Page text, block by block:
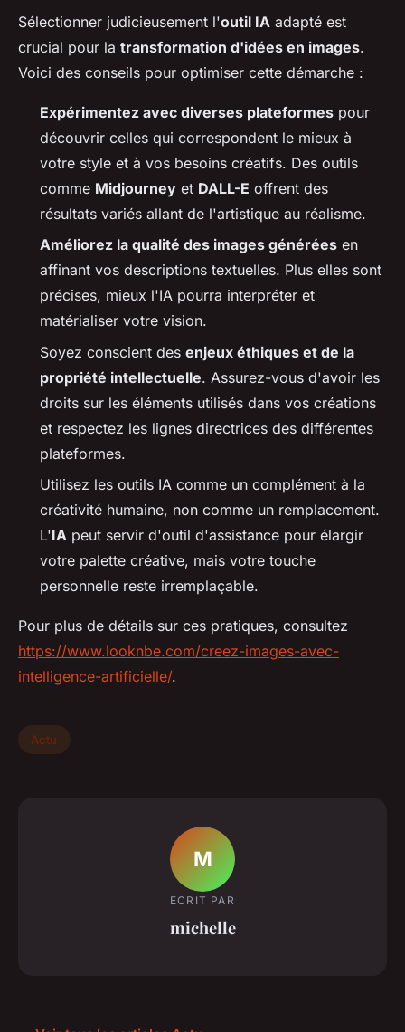
Sélectionner judicieusement l'outil IA adapté est
crucial pour la transformation d'idées en images.
Voici des conseils pour optimiser cette démarche :
Expérimentez avec diverses plateformes pour
découvrir celles qui correspondent le mieux à
votre style et à vos besoins créatifs. Des outils
comme Midjourney et DALL-E offrent des
résultats variés allant de l'artistique au réalisme.
Améliorez la qualité des images générées en
affinant vos descriptions textuelles. Plus elles sont
précises, mieux l'IA pourra interpréter et
matérialiser votre vision.
Soyez conscient des enjeux éthiques et de la
propriété intellectuelle. Assurez-vous d'avoir les
droits sur les éléments utilisés dans vos créations
et respectez les lignes directrices des différentes
plateformes.
Utilisez les outils IA comme un complément à la
créativité humaine, non comme un remplacement.
L'IA peut servir d'outil d'assistance pour élargir
votre palette créative, mais votre touche
personnelle reste irremplaçable.
Pour plus de détails sur ces pratiques, consultez
https://www.looknbe.com/creez-images-avec-
intelligence-artificielle/.
Actu
M
ECRIT PAR
michelle